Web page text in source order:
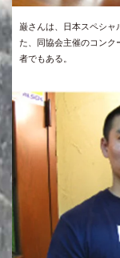
巌さんは、日本スペシャ
た、同協会主催のコンク
者でもある。